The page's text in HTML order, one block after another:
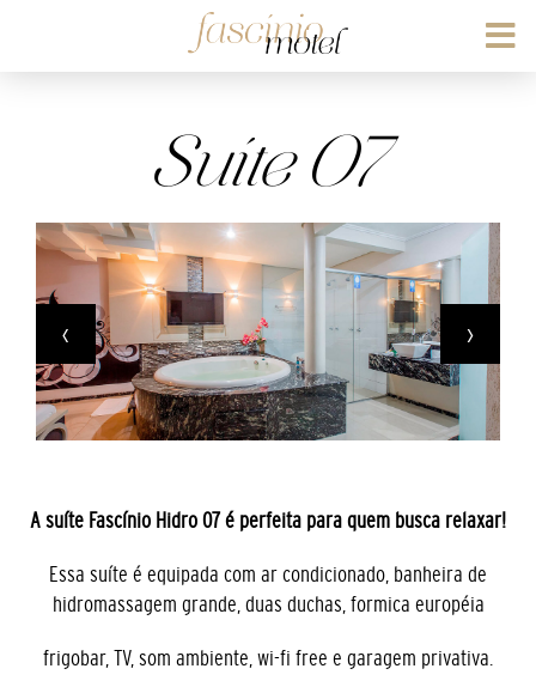
Suíte 07
‹ ›
A suíte Fascínio Hidro 07 é perfeita para quem busca relaxar!
Essa suíte é equipada com ar condicionado, banheira de
hidromassagem grande, duas duchas, formica européia
frigobar, TV, som ambiente, wi-fi free e garagem privativa.